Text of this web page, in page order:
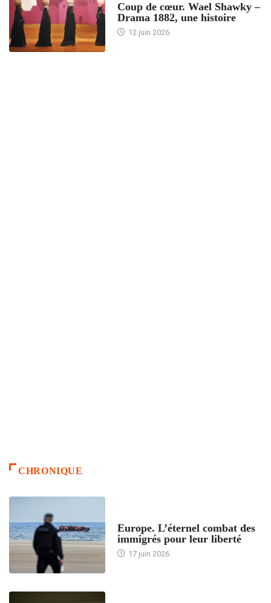
Coup de cœur. Wael Shawky –
Drama 1882, une histoire
12 juin 2026
CHRONIQUE
Europe. L’éternel combat des
immigrés pour leur liberté
17 juin 2026